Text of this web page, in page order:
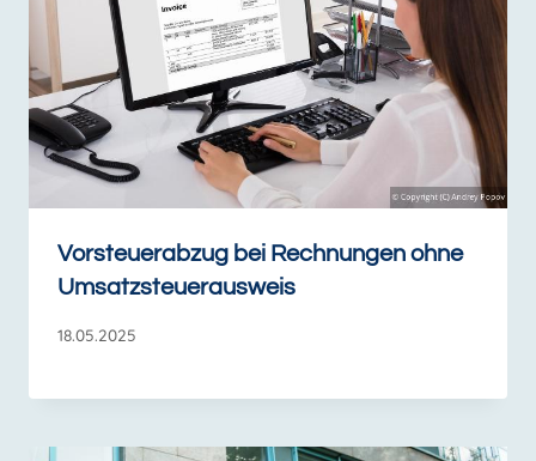
Vorsteuerabzug bei Rechnungen ohne
Umsatzsteuerausweis
18.05.2025